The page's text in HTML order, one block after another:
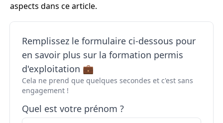
aspects dans ce article.
Remplissez le formulaire ci-dessous pour
en savoir plus sur la formation permis
d'exploitation 💼
Cela ne prend que quelques secondes et c'est sans
engagement !
Quel est votre prénom ?